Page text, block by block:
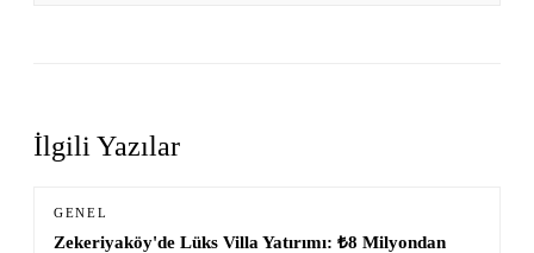
İlgili Yazılar
GENEL
Zekeriyaköy'de Lüks Villa Yatırımı: ₺8 Milyondan